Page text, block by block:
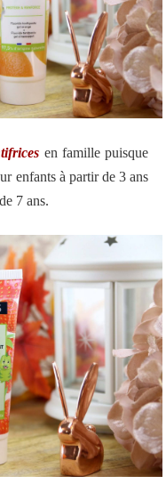
en famille puisque
enfants à partir de 3 ans
7 ans.